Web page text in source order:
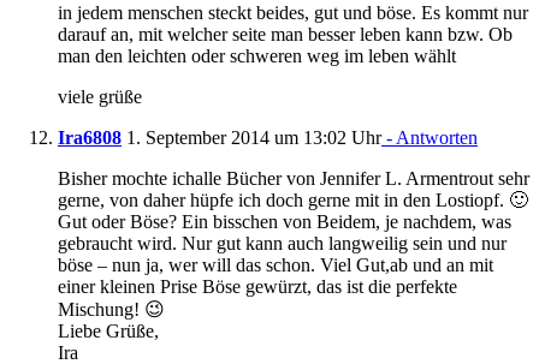
in jedem menschen steckt beides, gut und böse. Es kommt nur
darauf an, mit welcher seite man besser leben kann bzw. Ob
man den leichten oder schweren weg im leben wählt
viele grüße
Ira6808 1. September 2014 um 13:02 Uhr- Antworten
Bisher mochte ichalle Bücher von Jennifer L. Armentrout sehr
gerne, von daher hüpfe ich doch gerne mit in den Lostiopf. 🙂
Gut oder Böse? Ein bisschen von Beidem, je nachdem, was
gebraucht wird. Nur gut kann auch langweilig sein und nur
böse – nun ja, wer will das schon. Viel Gut,ab und an mit
einer kleinen Prise Böse gewürzt, das ist die perfekte
Mischung! 😉
Liebe Grüße,
Ira